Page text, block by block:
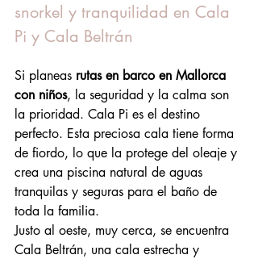
snorkel y tranquilidad en Cala
Pi y Cala Beltrán
Si planeas rutas en barco en Mallorca
con niños, la seguridad y la calma son
la prioridad. Cala Pi es el destino
perfecto. Esta preciosa cala tiene forma
de fiordo, lo que la protege del oleaje y
crea una piscina natural de aguas
tranquilas y seguras para el baño de
toda la familia.
Justo al oeste, muy cerca, se encuentra
Cala Beltrán, una cala estrecha y